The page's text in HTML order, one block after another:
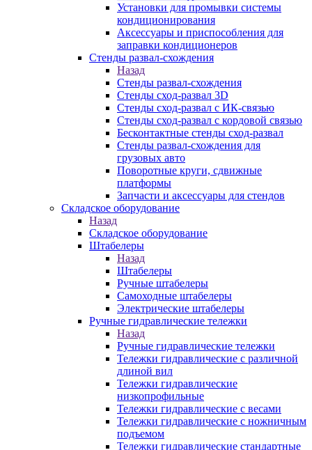
Установки для промывки системы
кондиционирования
Аксессуары и приспособления для
заправки кондиционеров
Стенды развал-схождения
Назад
Стенды развал-схождения
Стенды сход-развал 3D
Стенды сход-развал с ИК-связью
Стенды сход-развал с кордовой связью
Бесконтактные стенды сход-развал
Стенды развал-схождения для
грузовых авто
Поворотные круги, сдвижные
платформы
Запчасти и аксессуары для стендов
Складское оборудование
Назад
Складское оборудование
Штабелеры
Назад
Штабелеры
Ручные штабелеры
Самоходные штабелеры
Электрические штабелеры
Ручные гидравлические тележки
Назад
Ручные гидравлические тележки
Тележки гидравлические с различной
длиной вил
Тележки гидравлические
низкопрофильные
Тележки гидравлические с весами
Тележки гидравлические с ножничным
подъемом
Тележки гидравлические стандартные